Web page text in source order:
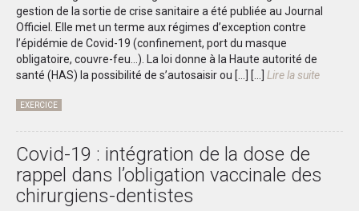
gestion de la sortie de crise sanitaire a été publiée au Journal
Officiel. Elle met un terme aux régimes d’exception contre
l’épidémie de Covid-19 (confinement, port du masque
obligatoire, couvre-feu…). La loi donne à la Haute autorité de
santé (HAS) la possibilité de s’autosaisir ou […]
[...] Lire la suite
EXERCICE
Covid-19 : intégration de la dose de
rappel dans l’obligation vaccinale des
chirurgiens-dentistes